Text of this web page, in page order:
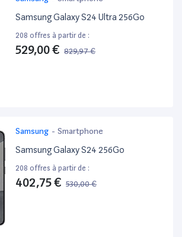
Samsung Galaxy S24 Ultra 256Go
208 offres à partir de :
529,00 € 829,97 €
Samsung - Smartphone
Samsung Galaxy S24 256Go
208 offres à partir de :
402,75 € 530,00 €